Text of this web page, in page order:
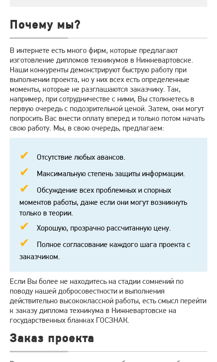
Почему мы?
В интернете есть много фирм, которые предлагают
изготовление дипломов техникумов в Нижневартовске.
Наши конкуренты демонстрируют быструю работу при
выполнении проекта, но у них всех есть определенные
моменты, которые не разглашаются заказчику. Так,
например, при сотрудничестве с ними, Вы столкнетесь в
первую очередь с подозрительной ценой. Затем, они могут
попросить Вас внести оплату вперед и только потом начать
свою работу. Мы, в свою очередь, предлагаем:
Отсутствие любых авансов.
Максимальную степень защиты информации.
Обсуждение всех проблемных и спорных
моментов работы, даже если они могут возникнуть
только в теории.
Хорошую, прозрачно рассчитанную цену.
Полное согласование каждого шага проекта с
заказчиком.
Если Вы более не находитесь на стадии сомнений по
поводу нашей добросовестности и выполнения
действительно высококлассной работы, есть смысл перейти
к заказу диплома техникума в Нижневартовске на
государственных бланках ГОСЗНАК.
Заказ проекта